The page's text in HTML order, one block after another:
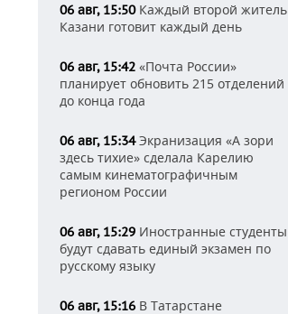
06 авг, 15:50Каждый второй житель
Казани готовит каждый день
06 авг, 15:42 «Почта России»
планирует обновить 215 отделений
до конца года
06 авг, 15:34Экранизация «А зори
здесь тихие» сделала Карелию
самым кинематографичным
регионом России
06 авг, 15:29 Иностранные студенты
будут сдавать единый экзамен по
русскому языку
06 авг, 15:16 В Татарстане